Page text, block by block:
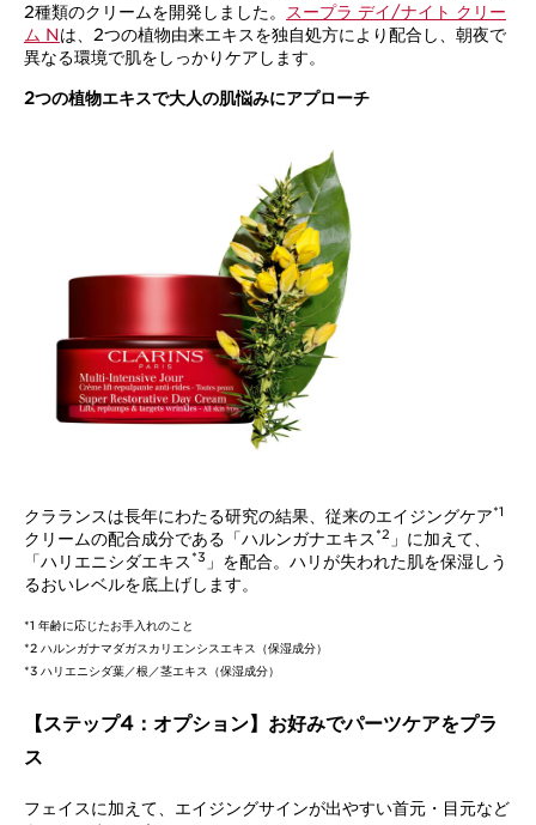
2種類のクリームを開発しました。
スープラ デイ/ナイト クリー
ム Nは、2つの植物由来エキスを独自処方により配合し、朝夜で
異なる環境で肌をしっかりケアします。
2つの植物エキスで大人の肌悩みにアプローチ
クラランスは長年にわたる研究の結果、従来のエイジングケア*1
クリームの配合成分である「ハルンガナエキス *2 」に加えて、
「ハリエニシダエキス *3 」を配合。ハリが失われた肌を保湿しう
るおいレベルを底上げします。
*1 年齢に応じたお手入れのこと
*2 ハルンガナマダガスカリエンシスエキス（保湿成分）
*3 ハリエニシダ葉／根／茎エキス（保湿成分）
【ステップ4：オプション】お好みでパーツケアをプラ
ス
フェイスに加えて、エイジングサインが出やすい首元・目元など